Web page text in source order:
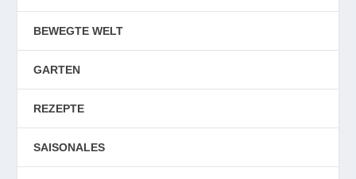
BEWEGTE WELT
GARTEN
REZEPTE
SAISONALES